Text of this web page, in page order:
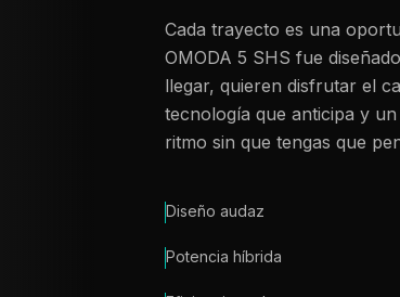
Cada trayecto es una
OMODA 5 SHS fue
llegar, quieren disfrutar el
tecnología que anticipa y
ritmo sin que tengas que
Diseño audaz
Potencia híbrida